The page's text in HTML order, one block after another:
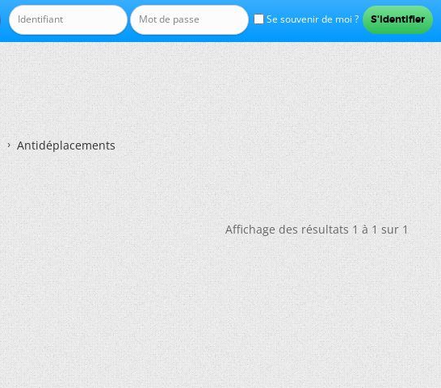
Se souvenir de moi ?
Antidéplacements
Affichage des résultats 1 à 1 sur 1